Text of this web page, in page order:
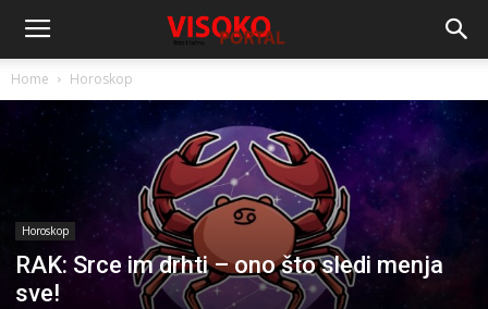
Home Horoskop
Horoskop
RAK: Srce im drhti – ono što sledi menja
sve!